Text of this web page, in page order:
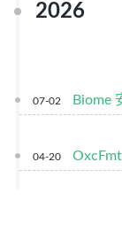
2026
07-02 Biome
04-20